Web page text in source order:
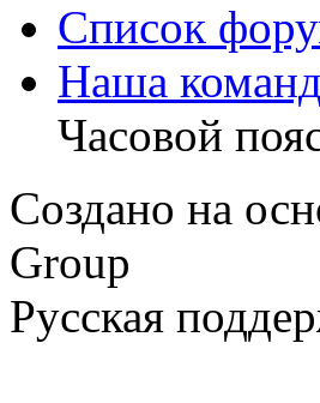
Список
Наша
Часовой
Создано на
Group
Русская